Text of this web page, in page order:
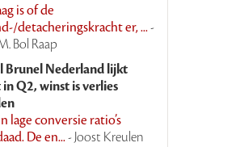
is of de
detacheringskracht er, ...-
Bol Raap
Brunel Nederland lijkt
Q2, winst is verlies
lage conversie ratio’s
De en...- Joost Kreulen